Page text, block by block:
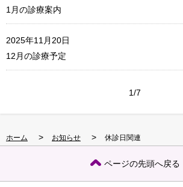
1月の診療案内
2025年11月20日
12月の診療予定
1/7
ホーム > お知らせ > 休診日関連
ページの先頭へ戻る